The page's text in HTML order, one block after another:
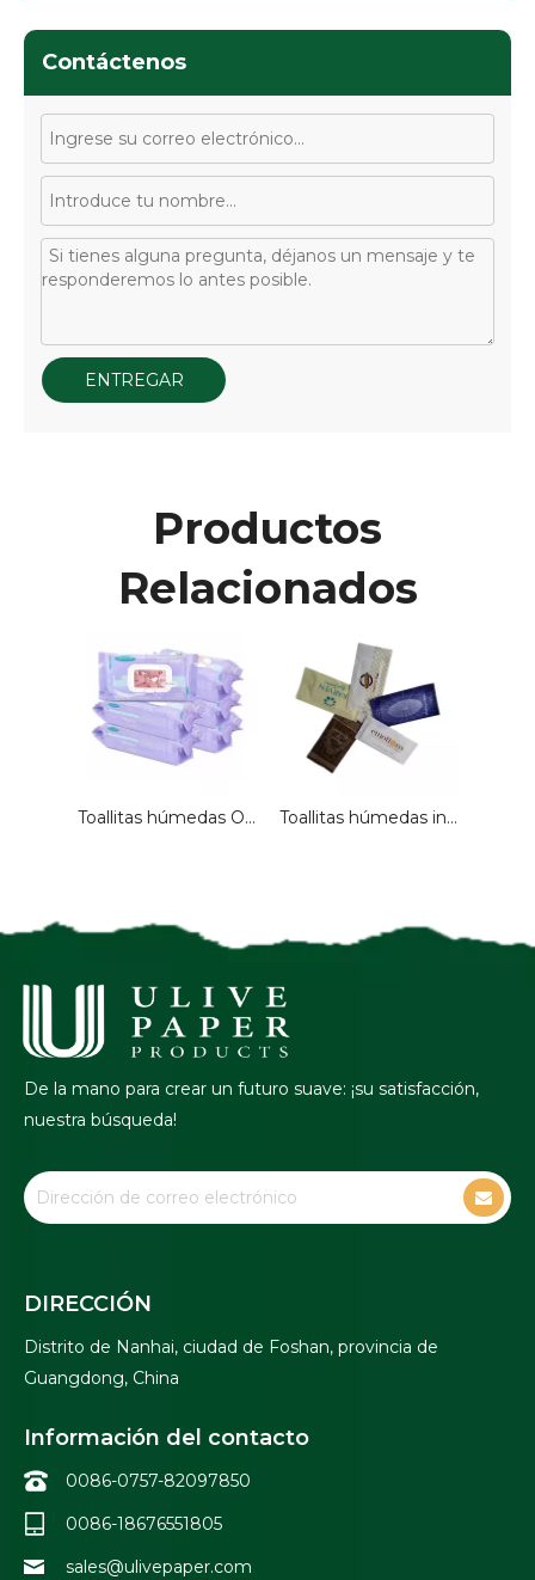
Contáctenos
ENTREGAR
Productos
Relacionados
Toallitas húmedas OEM personalizadas para bebés, 80 Uds., cuidado de la piel, toallitas húmedas con tapa para la boca de la mano Toallitas húmedas individuales de limpieza para manos y boca individuales de tejido húmedo de diseño personalizado para bebés
De la mano para crear un futuro suave: ¡su satisfacción,
nuestra búsqueda!
DIRECCIÓN
Distrito de Nanhai, ciudad de Foshan, provincia de
Guangdong, China
Información del contacto
0086-0757-82097850
0086-18676551805
sales@ulivepaper.com